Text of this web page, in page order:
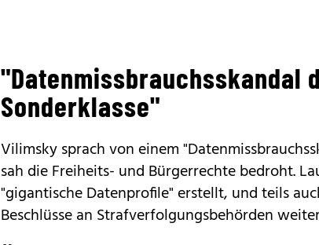
"Datenmissbrauchsskandal
Sonderklasse"
Vilimsky sprach von einem
sah die Freiheits- und Bürgerrechte bedroht.
"gigantische Datenprofile" erstellt, und teils
Beschlüsse an Strafverfolgungsbehörden